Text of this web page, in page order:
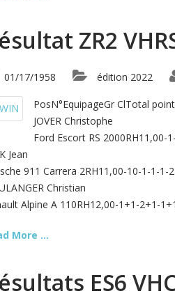
ZR2
01/17/1958 édition 2022
PosN°EquipageGr ClTotal
JOVER Christophe
Ford Escort RS 2000RH11,00-
Jean
911 Carrera 2RH11,00-10-1-1-1-
Christian
Alpine A 110RH12,00-1+1-2+1-
More ...
ES6